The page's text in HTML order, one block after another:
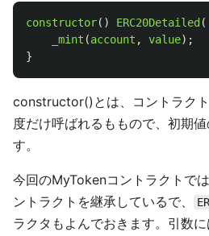
constructor() ERC20Detailed (
_mint (account , value);
}
constructor()とは、コントラク
度だけ呼ばれるももので、初期
す。
今回のMyTokenコントラクトでは
ントラクトを継承しているで、
ラクタもよんでおきます。引数